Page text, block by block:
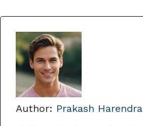
Author: Prakash Harendra